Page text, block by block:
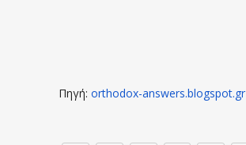
Πηγή: orthodox-answers.blogspot.gr